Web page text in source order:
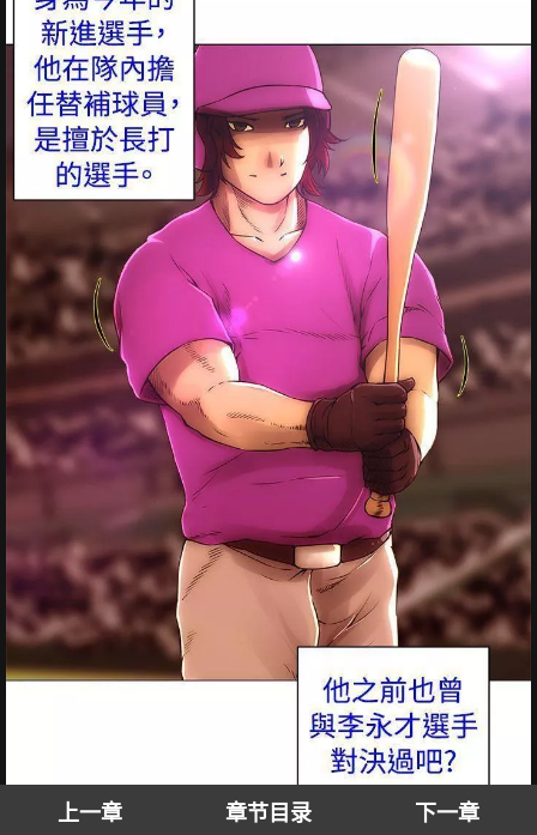
上一章 章节目录 下一章